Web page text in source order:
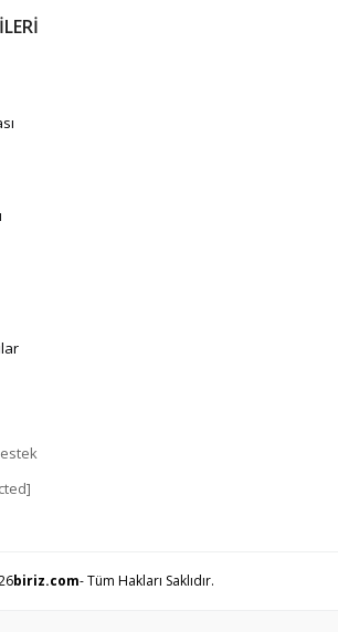
biriz.com- Tüm Hakları Saklıdır.